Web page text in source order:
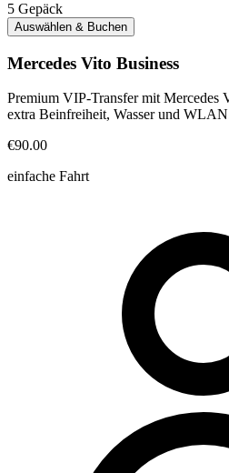
5 Gepäck
Auswählen & Buchen
Mercedes Vito Business
Premium VIP-Transfer mit Mercedes
extra Beinfreiheit, Wasser und
€90.00
einfache Fahrt